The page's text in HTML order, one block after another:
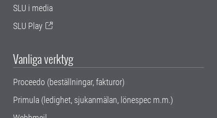
SLU i media
SLU Play
Vanliga verktyg
Proceedo (beställningar, fakturor)
Primula (ledighet, sjukanmälan, lönespec m.m.)